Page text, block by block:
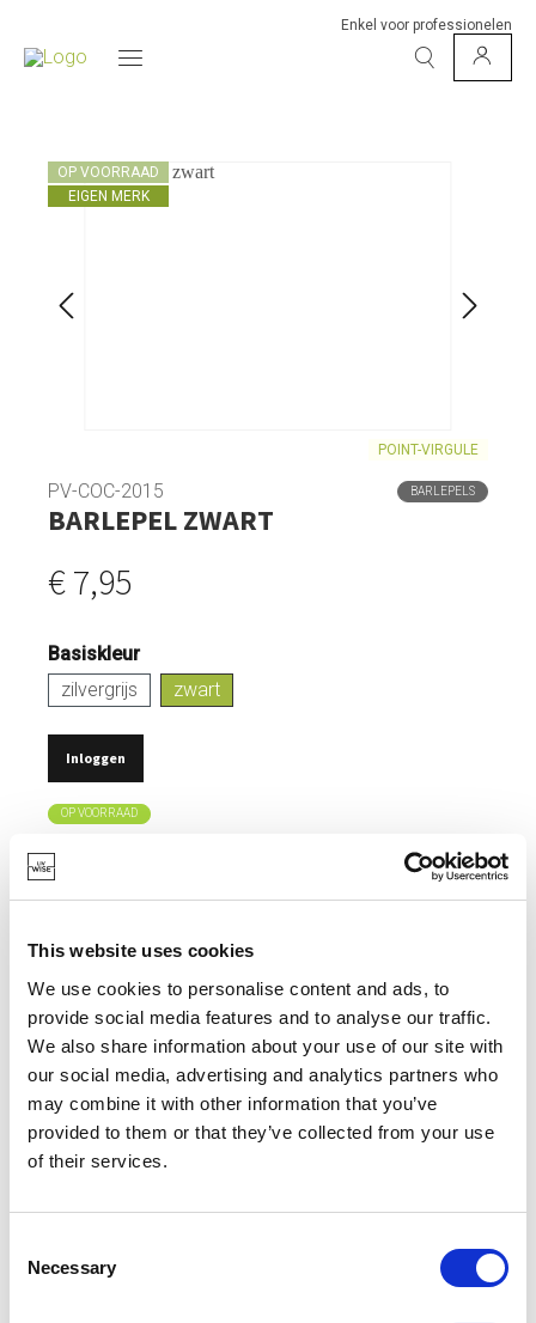
This website uses cookies
We use cookies to personalise content and ads, to
provide social media features and to analyse our traffic.
We also share information about your use of our site with
our social media, advertising and analytics partners who
may combine it with other information that you’ve
provided to them or that they’ve collected from your use
of their services.
Selection
Necessary
Enkel voor professionelen
OP VOORRAAD
EIGEN MERK
POINT-VIRGULE
PV-COC-2015 BARLEPELS
BARLEPEL ZWART
€ 7,95
Basiskleur
zilvergrijs
zwart
Inloggen
OP VOORRAAD
GEMAAKT VAN HOOGWAARDIG ROESTVRIJ STAAL
HYGIËNISCH MATERIAAL DAT GEEN GEUR OPNEEMT.
GEMAKKELIJK SCHOON TE MAKEN.